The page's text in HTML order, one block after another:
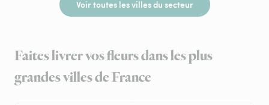
Voir toutes les villes du secteur
Faites livrer vos fleurs dans les plus
grandes villes de France